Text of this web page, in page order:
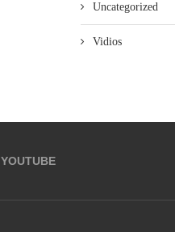
Uncategorized
Vidios
YOUTUBE